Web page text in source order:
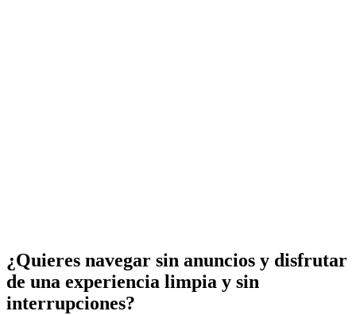
¿Quieres navegar sin anuncios y disfrutar
de una experiencia limpia y sin
interrupciones?